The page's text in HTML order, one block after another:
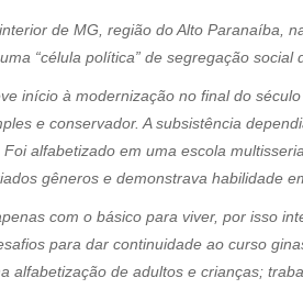
de MG, região do Alto Paranaíba,
“célula política” de segregação
início à modernização no final do
e conservador. A subsistência
alfabetizado em uma escola
gêneros e demonstrava habilidade
com o básico para viver, por isso
para dar continuidade ao curso
alfabetização de adultos e crianças;